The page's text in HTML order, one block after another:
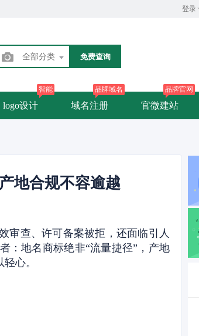
登录
全部分类 免费查询
logo设计
智能
域名注册
品牌域名
官微建站
品牌官网
地合规不容逾越
审查、许可备案被拒，还面临引人
：地名商标绝非“流量捷径”，产地
心。